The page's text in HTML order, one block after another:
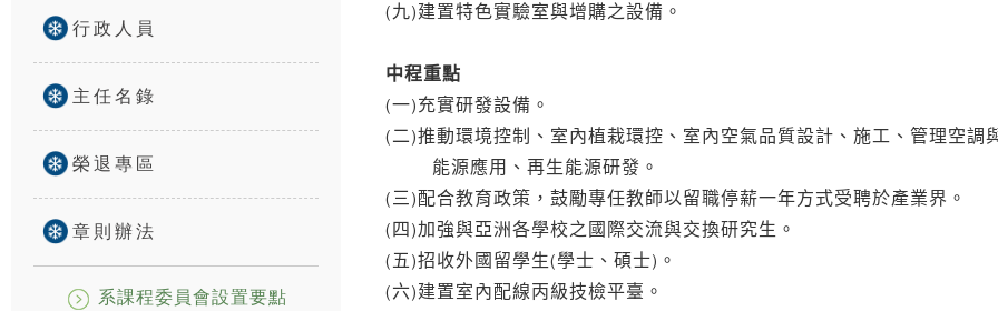
行政人員
主任名錄
榮退專區
章則辦法
系課程委員會設置要點
(九)建置特色實驗室與增購之設備。
中程重點
(一)充實研發設備。
(二)推動環境控制、室內植栽環控、室內空氣品質設計、施工、管理空調
能源應用、再生能源研發。
( 三 )配合教育政策，鼓勵專任教師以留職停薪一年方式受聘於產業界。
( 四 )加強與亞洲各學校之國際交流與交換研究生。
( 五 )招收外國留學生(學士、碩士) 。
(六)建置室內配線丙級技檢平臺。